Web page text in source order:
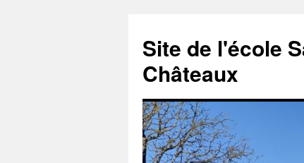
contenu
Site de l'école
Châteaux